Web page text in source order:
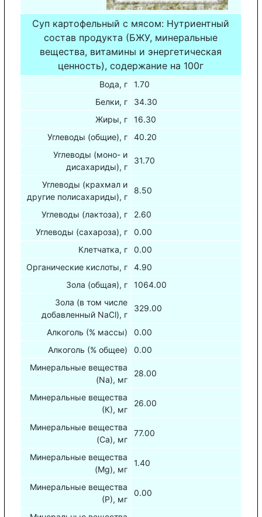
Суп картофельный с мясом: Нутриентный
состав продукта (БЖУ, минеральные
вещества, витамины и энергетическая
ценность), содержание на 100г
Вода, г
1.70
Белки, г
34.30
Жиры, г
16.30
Углеводы (общие), г
40.20
Углеводы (моно- и
дисахариды), г
31.70
Углеводы (крахмал и
другие полисахариды), г
8.50
Углеводы (лактоза), г
2.60
Углеводы (сахароза), г
0.00
Клетчатка, г
0.00
Органические кислоты, г
4.90
Зола (общая), г
1064.00
Зола (в том числе
добавленный NaCl), г
329.00
Алкоголь (% массы)
0.00
Алкоголь (% общее)
0.00
Минеральные вещества
(Na), мг
28.00
Минеральные вещества
(К), мг
26.00
Минеральные вещества
(Са), мг
77.00
Минеральные вещества
(Mg), мг
1.40
Минеральные вещества
(Р), мг
0.00